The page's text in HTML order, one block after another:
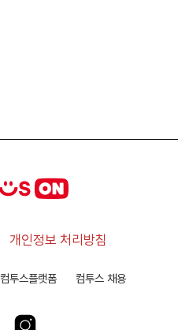
개인정보 처리방침
컴투스플랫폼 컴투스 채용